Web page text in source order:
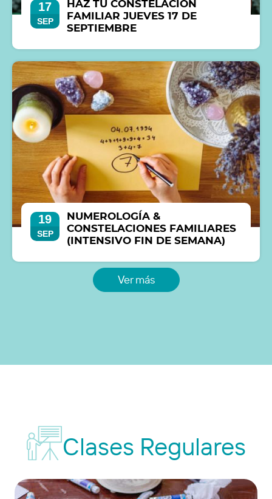
17
SEP
HAZ TU CONSTELACIÓN
FAMILIAR JUEVES 17 DE
SEPTIEMBRE
19
SEP
NUMEROLOGÍA &
CONSTELACIONES FAMILIARES
(INTENSIVO FIN DE SEMANA)
Ver más
Clases Regulares